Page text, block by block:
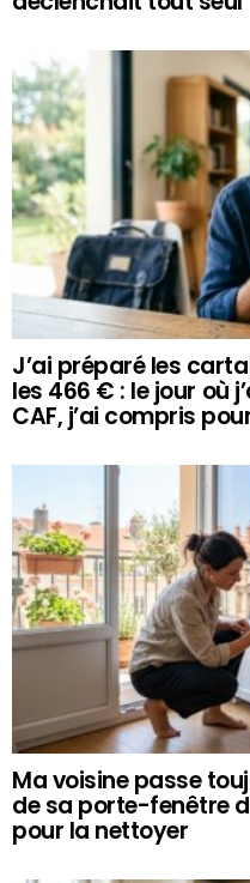
J’ai préparé les
les 466 € : le jour où
CAF, j’ai compris
Ma voisine passe
de sa porte-fenêtre
pour la nettoyer